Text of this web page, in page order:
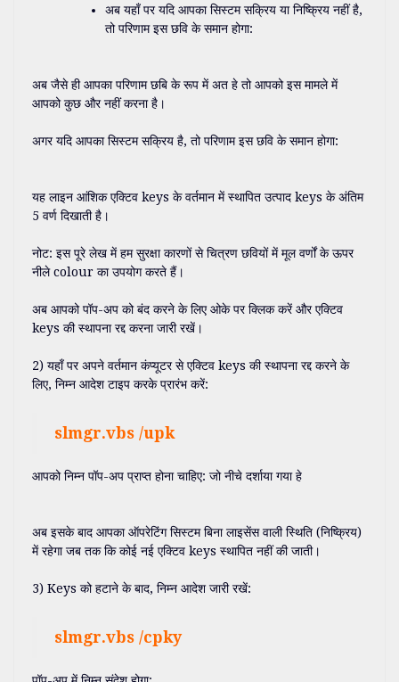
अब यहाँ पर यदि आपका सिस्टम सक्रिय या निष्क्रिय नहीं है,
तो परिणाम इस छवि के समान होगा:
अब जैसे ही आपका परिणाम छबि के रूप में अत हे तो आपको इस मामले में
आपको कुछ और नहीं करना है।
अगर यदि आपका सिस्टम सक्रिय है, तो परिणाम इस छवि के समान होगा:
यह लाइन आंशिक एक्टिव keys के वर्तमान में स्थापित उत्पाद keys के अंतिम
5 वर्ण दिखाती है।
नोट: इस पूरे लेख में हम सुरक्षा कारणों से चित्रण छवियों में मूल वर्णों के ऊपर
नीले colour का उपयोग करते हैं।
अब आपको पॉप-अप को बंद करने के लिए ओके पर क्लिक करें और एक्टिव
keys की स्थापना रद्द करना जारी रखें।
2) यहाँ पर अपने वर्तमान कंप्यूटर से एक्टिव keys की स्थापना रद्द करने के
लिए, निम्न आदेश टाइप करके प्रारंभ करें:
slmgr.vbs /upk
आपको निम्न पॉप-अप प्राप्त होना चाहिए: जो नीचे दर्शाया गया हे
अब इसके बाद आपका ऑपरेटिंग सिस्टम बिना लाइसेंस वाली स्थिति (निष्क्रिय)
में रहेगा जब तक कि कोई नई एक्टिव keys स्थापित नहीं की जाती।
3) Keys को हटाने के बाद, निम्न आदेश जारी रखें:
slmgr.vbs /cpky